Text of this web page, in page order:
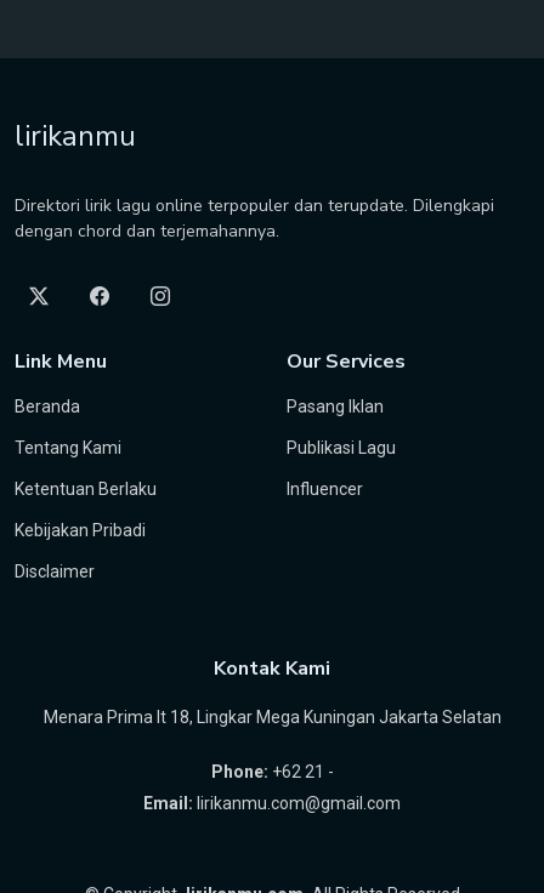
lirikanmu
Direktori lirik lagu online terpopuler dan terupdate. Dilengkapi
dengan chord dan terjemahannya.
Link Menu
Beranda
Tentang Kami
Ketentuan Berlaku
Kebijakan Pribadi
Disclaimer
Our Services
Pasang Iklan
Publikasi Lagu
Influencer
Kontak Kami
Menara Prima lt 18, Lingkar Mega Kuningan Jakarta Selatan
Phone: +62 21 -
Email: lirikanmu.com@gmail.com